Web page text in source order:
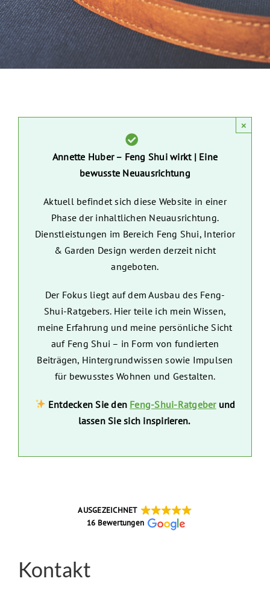
Annette Huber – Feng Shui wirkt | Eine
bewusste Neuausrichtung
Aktuell befindet sich diese Website in einer
Phase der inhaltlichen Neuausrichtung.
Dienstleistungen im Bereich Feng Shui, Interior
& Garden Design werden derzeit nicht
angeboten.
Der Fokus liegt auf dem Ausbau des Feng-
Shui-Ratgebers. Hier teile ich mein Wissen,
meine Erfahrung und meine persönliche Sicht
auf Feng Shui – in Form von fundierten
Beiträgen, Hintergrundwissen sowie Impulsen
für bewusstes Wohnen und Gestalten.
Entdecken Sie den Feng-Shui-Ratgeberund
lassen Sie sich inspirieren.
×
AUSGEZEICHNET
16 Bewertungen
Kontakt